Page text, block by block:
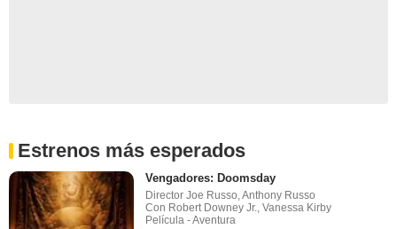
Estrenos más esperados
Vengadores: Doomsday
Director Joe Russo, Anthony Russo
Con Robert Downey Jr., Vanessa Kirby
Película - Aventura